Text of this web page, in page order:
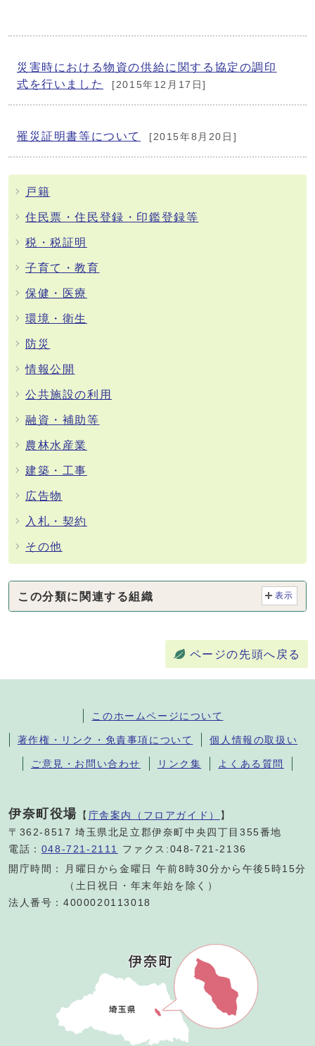
災害時における物資の供給に関する協定の調印
式を行いました
[2015年12月17日]
罹災証明書等について [2015年8月20日]
戸籍
住民票・住民登録・印鑑登録等
税・税証明
子育て・教育
保健・医療
環境・衛生
防災
情報公開
公共施設の利用
融資・補助等
農林水産業
建築・工事
広告物
入札・契約
その他
この分類に関連する組織 表示
ページの先頭へ戻る
このホームページについて
著作権・リンク・免責事項について 個人情報の取扱い
ご意見・お問い合わせ リンク集 よくある質問
伊奈町役場 【 庁舎案内（フロアガイド） 】
〒362-8517 埼玉県北足立郡伊奈町中央四丁目355番地
電話： 048-721-2111
ファクス:048-721-2136
開庁時間：
月曜日から金曜日 午前8時30分から午後5時15分
（土日祝日・年末年始を除く）
法人番号：4000020113018